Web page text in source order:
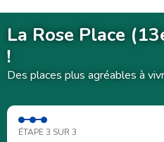
La Rose Place
!
Des places plus agréables à
ÉTAPE 3 SUR 3